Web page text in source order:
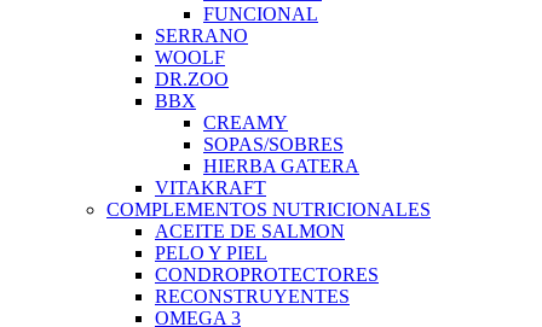
FUNCIONAL
SERRANO
WOOLF
DR.ZOO
BBX
CREAMY
SOPAS/SOBRES
HIERBA GATERA
VITAKRAFT
COMPLEMENTOS NUTRICIONALES
ACEITE DE SALMON
PELO Y PIEL
CONDROPROTECTORES
RECONSTRUYENTES
OMEGA 3